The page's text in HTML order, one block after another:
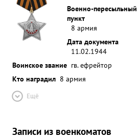
Военно-пересыльный
пункт
8 армия
Дата документа
11.02.1944
Воинское звание гв. ефрейтор
Кто наградил 8 армия
Ещё
Записи из военкоматов